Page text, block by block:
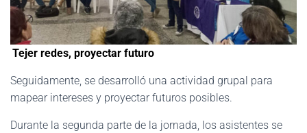
Tejer redes, proyectar futuro
Seguidamente, se desarrolló una actividad grupal para
mapear intereses y proyectar futuros posibles.
Durante la segunda parte de la jornada, los asistentes se